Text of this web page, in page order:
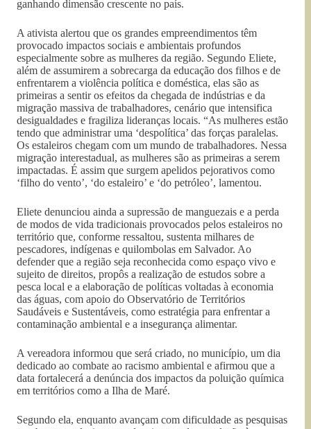
ganhando dimensão crescente no país.
A ativista alertou que os grandes empreendimentos têm
provocado impactos sociais e ambientais profundos
especialmente sobre as mulheres da região. Segundo Eliete,
além de assumirem a sobrecarga da educação dos filhos e de
enfrentarem a violência política e doméstica, elas são as
primeiras a sentir os efeitos da chegada de indústrias e da
migração massiva de trabalhadores, cenário que intensifica
desigualdades e fragiliza lideranças locais. “As mulheres estão
tendo que administrar uma ‘despolítica’ das forças paralelas.
Os estaleiros chegam com um mundo de trabalhadores. Nessa
migração interestadual, as mulheres são as primeiras a serem
impactadas. É assim que surgem apelidos pejorativos como
‘filho do vento’, ‘do estaleiro’ e ‘do petróleo’, lamentou.
Eliete denunciou ainda a supressão de manguezais e a perda
de modos de vida tradicionais provocados pelos estaleiros no
território que, conforme ressaltou, sustenta milhares de
pescadores, indígenas e quilombolas em Salvador. Ao
defender que a região seja reconhecida como espaço vivo e
sujeito de direitos, propôs a realização de estudos sobre a
pesca local e a elaboração de políticas voltadas à economia
das águas, com apoio do Observatório de Territórios
Saudáveis e Sustentáveis, como estratégia para enfrentar a
contaminação ambiental e a insegurança alimentar.
A vereadora informou que será criado, no município, um dia
dedicado ao combate ao racismo ambiental e afirmou que a
data fortalecerá a denúncia dos impactos da poluição química
em territórios como a Ilha de Maré.
Segundo ela, enquanto avançam com dificuldade as pesquisas